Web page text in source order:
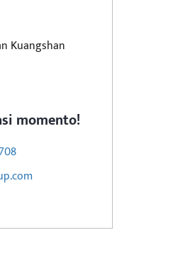
Kuangshan
momento!